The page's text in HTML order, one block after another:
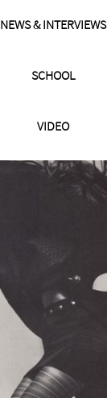
NEWS & INTERVIEWS
SCHOOL
VIDEO